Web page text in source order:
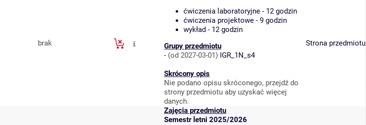
brak
ćwiczenia laboratoryjne - 12 godzin
ćwiczenia projektowe - 9 godzin
wykład - 12 godzin
Grupy przedmiotu
- (od 2027-03-01) IGR_1N_s4
Skrócony opis
Nie podano opisu skróconego, przejdź do
strony przedmiotu aby uzyskać więcej
danych.
Strona przedmiotu
Zajęcia przedmiotu
Semestr letni 2025/2026